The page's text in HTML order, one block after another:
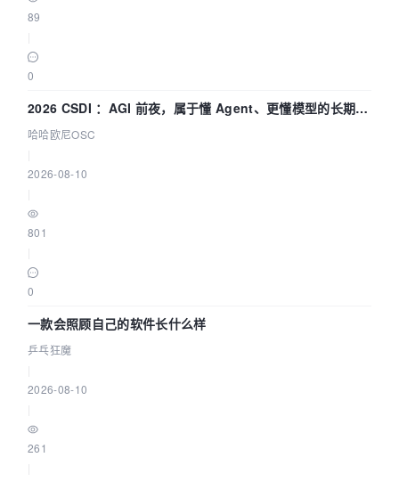
89
0
2026 CSDI ：AGI 前夜，属于懂 Agent、更懂模型的长期深
耕企业
哈哈欧尼OSC
2026-08-10
801
0
一款会照顾自己的软件长什么样
乒乓狂魔
2026-08-10
261